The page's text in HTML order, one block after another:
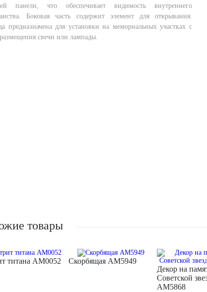
панели, что обеспечивает видимость внутреннего
Боковая часть содержит элемент для открывания.
предназначена для установки на мемориальных участках с
свечи или лампады.
товары
титана AM0052 Скорбящая AM5949
Декор на
Советской
AM5868